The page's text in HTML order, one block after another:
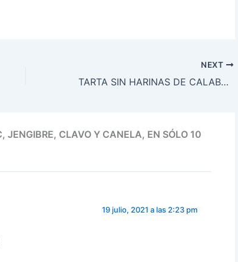
NEXT
TARTA SIN HARINAS DE CALABAZA Y ESPINACAS
CLAVO Y CANELA, EN SÓLO 10
19 julio, 2021 a las 2:23 pm